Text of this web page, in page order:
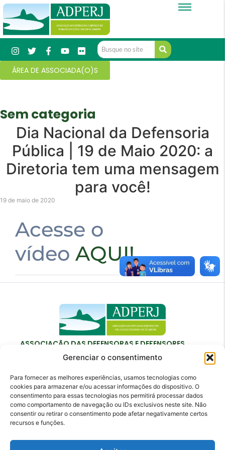
Gerenciar o consentimento
Para fornecer as melhores experiências, usamos tecnologias como
cookies para armazenar e/ou acessar informações do dispositivo. O
consentimento para essas tecnologias nos permitirá processar dados
como comportamento de navegação ou IDs exclusivos neste site. Não
consentir ou retirar o consentimento pode afetar negativamente certos
recursos e funções.
ÁREA DE ASSOCIADA(O)S
Sem categoria
Dia Nacional da Defensoria
Pública | 19 de Maio 2020: a
Diretoria tem uma mensagem
para você!
19 de maio de 2020
Acesse o
vídeo AQUI!
ASSOCIAÇÃO DAS DEFENSORAS E DEFENSORES
PÚBLICOS DO ESTADO DO RIO DE JANEIRO
Contato
adperj@adperj.com.br
(21) 2220-6022